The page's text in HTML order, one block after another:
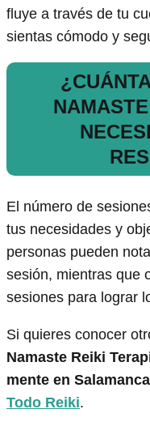
fluye a través de tu
sientas cómodo y
El número de
tus necesidades y
personas pueden
sesión, mientras que
sesiones para lograr
Si quieres conocer
Namaste Reiki
mente en
Todo Reiki.